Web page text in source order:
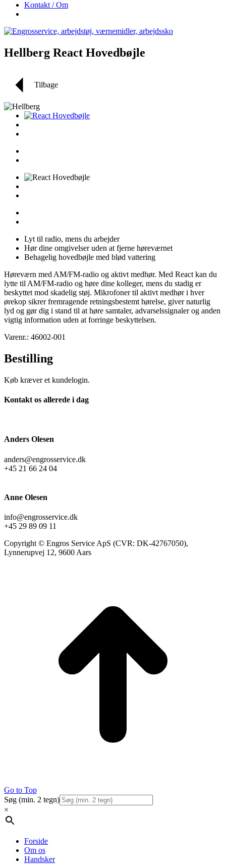
Kontakt / Om
Hellberg React Hovedbøjle
Tilbage
Lyt til radio, mens du arbejder
Hør dine omgivelser uden at fjerne høreværnet
Behagelig hovedbøjle med blød vattering
Høreværn med AM/FM-radio og aktivt medhør. Med React kan du
lytte til AM/FM-radio og høre dine kolleger, mens du stadig er
beskyttet mod skadelig støj. Mikrofoner til aktivt medhør i hver
ørekop sikrer fremragende retningsbestemt hørelse, giver naturlig
lyd og gør dig i stand til at høre samtaler, advarselssignaler og anden
vigtig information uden at forringe beskyttelsen.
Varenr.: 46002-001
Bestilling
Køb kræver et kundelogin.
Kontakt os allerede i dag
Anders Olesen
anders@engrosservice.dk
+45 21 66 24 04
Anne Olesen
info@engrosservice.dk
+45 29 89 09 11
Copyright © Engros Service ApS (CVR: DK-42767050),
Lynnerupvej 12, 9600 Aars
Go to Top
Søg (min. 2 tegn)
×
Forside
Om os
Handsker